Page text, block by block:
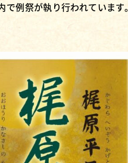
例祭が執り行われています。